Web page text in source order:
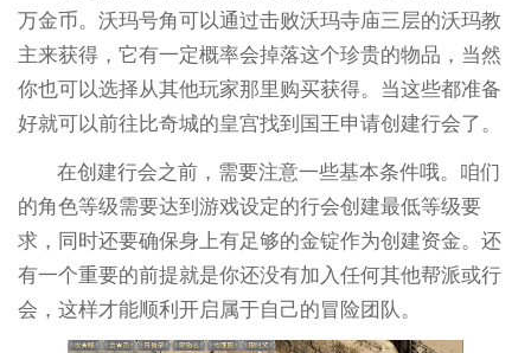
万金币。沃玛号角可以通过击败沃玛寺庙三层的沃玛教
主来获得，它有一定概率会掉落这个珍贵的物品，当然
你也可以选择从其他玩家那里购买获得。当这些都准备
好就可以前往比奇城的皇宫找到国王申请创建行会了。
在创建行会之前，需要注意一些基本条件哦。咱们
的角色等级需要达到游戏设定的行会创建最低等级要
求，同时还要确保身上有足够的金锭作为创建资金。还
有一个重要的前提就是你还没有加入任何其他帮派或行
会，这样才能顺利开启属于自己的冒险团队。